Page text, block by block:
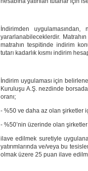
İndirimden
yararlanabileceklerdir.
matrahın tespitinde indirim
tutarı kadarlık kısmı indirim
İndirim uygulaması için
Kuruluşu A.Ş. nezdinde
oranı;
- %50 ve daha az olan şirketler
- %50’nin üzerinde olan
ilave edilmek suretiyle
yatırımlarında ve/veya bu
olmak üzere 25 puan ilave